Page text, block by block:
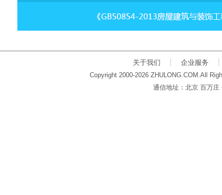
关于我们 企业服务
Copyright 2000-2026 ZHULONG.COM.All
通信地址：北京 百万